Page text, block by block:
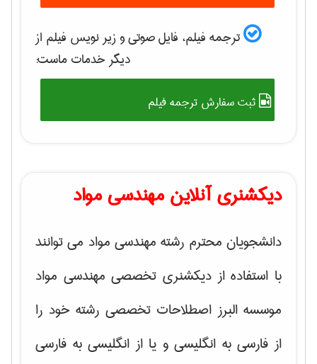
ترجمه فیلم، فایل صوتی و زیر نویس فیلم از
دیگر خدمات ماست:
ثبت سفارش ترجمه فیلم
دیکشنری آنلاین مهندسی مواد
دانشجویان محترم رشته مهندسی مواد می توانند
با استفاده از دیکشنری تخصصی مهندسی مواد
موسسه البرز اصطلاحات تخصصی رشته خود را
از فارسی به انگلیسی و یا از انگلیسی به فارسی